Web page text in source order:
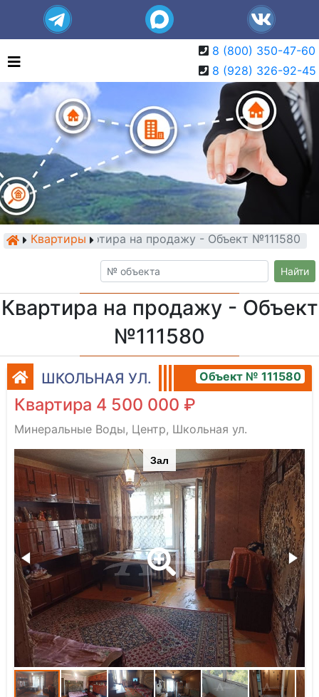
8 (800) 350-47-60
8 (928) 326-92-45
КвартирыКвартира на продажу - Объект №111580
Найти
Квартира на продажу - Объект
№111580
ШКОЛЬНАЯ УЛ. Объект № 111580
Квартира 4 500 000 ₽
Минеральные Воды, Центр, Школьная ул.
Зал